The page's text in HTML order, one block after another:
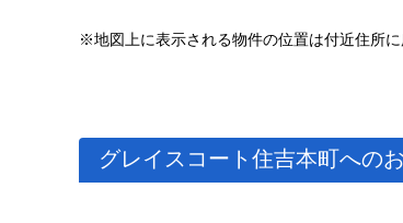
※地図上に表示される物件の位置は付近住所
グレイスコート住吉本町への